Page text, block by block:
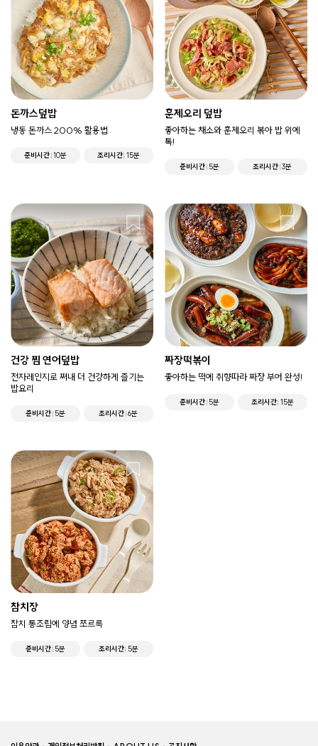
돈까스덮밥
냉동 돈까스 200% 활용법
준비시간 10분 조리시간 15분
훈제오리 덮밥
좋아하는 채소와 훈제오리 볶아 밥 위에
톡!
준비시간 5분 조리시간 3분
건강 찜 연어덮밥
전자레인지로 쪄내 더 건강하게 즐기는
밥요리
준비시간 5분 조리시간 6분
짜장떡볶이
좋아하는 떡에 취향따라 짜장 부어 완성!
준비시간 5분 조리시간 15분
참치장
참치 통조림에 양념 쪼르륵
준비시간 5분 조리시간 5분